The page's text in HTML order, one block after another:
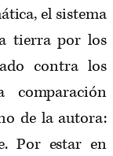
el sistema
tierra por los
contra los
comparación
de la autora:
Por estar en